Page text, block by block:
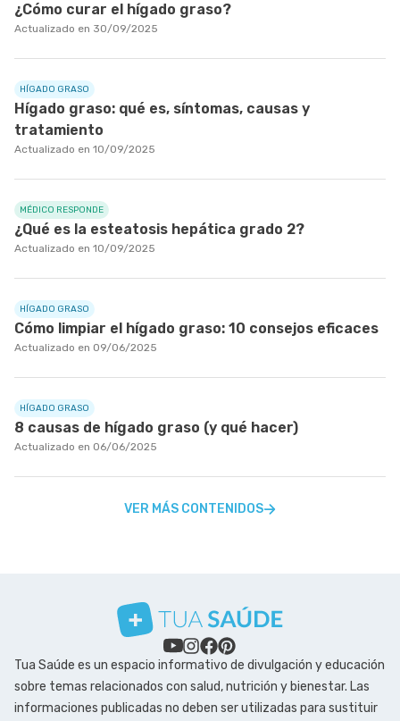
¿Cómo curar el hígado graso?
Actualizado en 30/09/2025
HÍGADO GRASO
Hígado graso: qué es, síntomas, causas y
tratamiento
Actualizado en 10/09/2025
MÉDICO RESPONDE
¿Qué es la esteatosis hepática grado 2?
Actualizado en 10/09/2025
HÍGADO GRASO
Cómo limpiar el hígado graso: 10 consejos eficaces
Actualizado en 09/06/2025
HÍGADO GRASO
8 causas de hígado graso (y qué hacer)
Actualizado en 06/06/2025
VER MÁS CONTENIDOS
Tua Saúde es un espacio informativo de divulgación y educación
sobre temas relacionados con salud, nutrición y bienestar. Las
informaciones publicadas no deben ser utilizadas para sustituir